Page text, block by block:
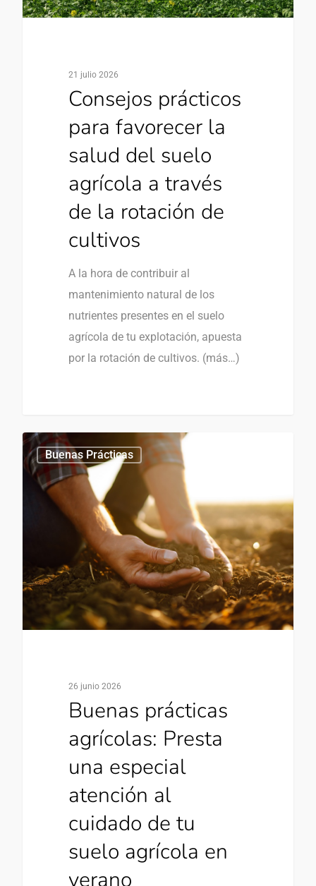
21 julio 2026
Consejos prácticos
para favorecer la
salud del suelo
agrícola a través
de la rotación de
cultivos
A la hora de contribuir al
mantenimiento natural de los
nutrientes presentes en el suelo
agrícola de tu explotación, apuesta
por la rotación de cultivos. (más…)
Buenas Prácticas
26 junio 2026
Buenas prácticas
agrícolas: Presta
una especial
atención al
cuidado de tu
suelo agrícola en
verano